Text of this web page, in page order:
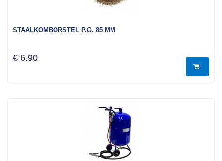
STAALKOMBORSTEL P.G. 85 MM
€ 6.90